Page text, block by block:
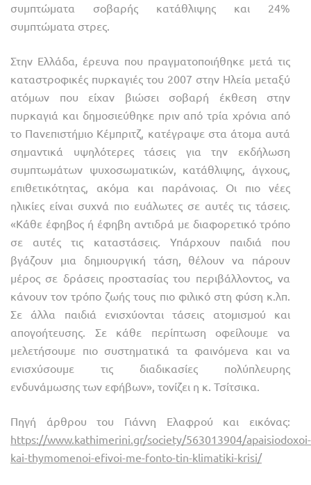
συμπτώματα σοβαρής κατάθλιψης και 24%
συμπτώματα στρες.
Στην Ελλάδα, έρευνα που πραγματοποιήθηκε μετά τις
καταστροφικές πυρκαγιές του 2007 στην Ηλεία μεταξύ
ατόμων που είχαν βιώσει σοβαρή έκθεση στην
πυρκαγιά και δημοσιεύθηκε πριν από τρία χρόνια από
το Πανεπιστήμιο Κέμπριτζ, κατέγραψε στα άτομα αυτά
σημαντικά υψηλότερες τάσεις για την εκδήλωση
συμπτωμάτων ψυχοσωματικών, κατάθλιψης, άγχους,
επιθετικότητας, ακόμα και παράνοιας. Οι πιο νέες
ηλικίες είναι συχνά πιο ευάλωτες σε αυτές τις τάσεις.
«Κάθε έφηβος ή έφηβη αντιδρά με διαφορετικό τρόπο
σε αυτές τις καταστάσεις. Υπάρχουν παιδιά που
βγάζουν μια δημιουργική τάση, θέλουν να πάρουν
μέρος σε δράσεις προστασίας του περιβάλλοντος, να
κάνουν τον τρόπο ζωής τους πιο φιλικό στη φύση κ.λπ.
Σε άλλα παιδιά ενισχύονται τάσεις ατομισμού και
απογοήτευσης. Σε κάθε περίπτωση οφείλουμε να
μελετήσουμε πιο συστηματικά τα φαινόμενα και να
ενισχύσουμε τις διαδικασίες πολύπλευρης
ενδυνάμωσης των εφήβων», τονίζει η κ. Τσίτσικα.
Πηγή άρθρου του Γιάννη Ελαφρού και εικόνας:
https://www.kathimerini.gr/society/563013904/apaisiodoxoi-
kai-thymomenoi-efivoi-me-fonto-tin-klimatiki-krisi/